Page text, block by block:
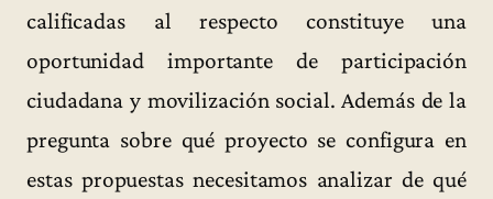
calificadas al respecto constituye una
oportunidad importante de participación
ciudadana y movilización social. Además de la
pregunta sobre qué proyecto se configura en
estas propuestas necesitamos analizar de qué